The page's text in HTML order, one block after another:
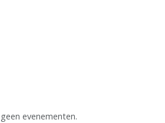
evenementen.